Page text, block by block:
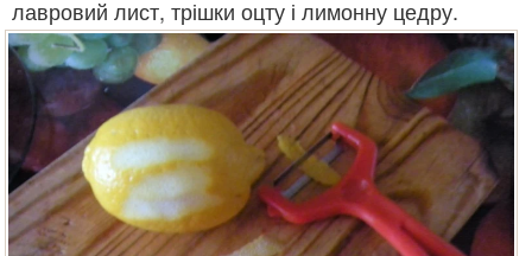
лавровий лист, трішки оцту і лимонну цедру.